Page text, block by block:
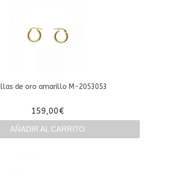
de oro amarillo M-2053053
159,00€
AÑADIR AL CARRITO